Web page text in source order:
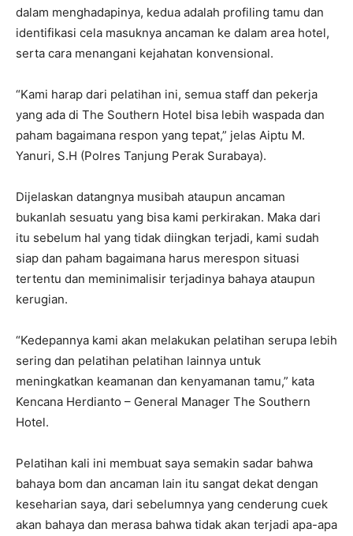
dalam menghadapinya, kedua adalah profiling tamu dan
identifikasi cela masuknya ancaman ke dalam area hotel,
serta cara menangani kejahatan konvensional.
“Kami harap dari pelatihan ini, semua staff dan pekerja
yang ada di The Southern Hotel bisa lebih waspada dan
paham bagaimana respon yang tepat,” jelas Aiptu M.
Yanuri, S.H (Polres Tanjung Perak Surabaya).
Dijelaskan datangnya musibah ataupun ancaman
bukanlah sesuatu yang bisa kami perkirakan. Maka dari
itu sebelum hal yang tidak diingkan terjadi, kami sudah
siap dan paham bagaimana harus merespon situasi
tertentu dan meminimalisir terjadinya bahaya ataupun
kerugian.
“Kedepannya kami akan melakukan pelatihan serupa lebih
sering dan pelatihan pelatihan lainnya untuk
meningkatkan keamanan dan kenyamanan tamu,” kata
Kencana Herdianto – General Manager The Southern
Hotel.
Pelatihan kali ini membuat saya semakin sadar bahwa
bahaya bom dan ancaman lain itu sangat dekat dengan
keseharian saya, dari sebelumnya yang cenderung cuek
akan bahaya dan merasa bahwa tidak akan terjadi apa-apa